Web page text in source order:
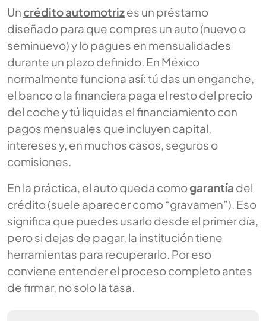
Un crédito automotrizes un préstamo
diseñado para que compres un auto (nuevo o
seminuevo) y lo pagues en mensualidades
durante un plazo definido. En México
normalmente funciona así: tú das un enganche,
el banco o la financiera paga el resto del precio
del coche y tú liquidas el financiamiento con
pagos mensuales que incluyen capital,
intereses y, en muchos casos, seguros o
comisiones.
En la práctica, el auto queda comogarantía del
crédito (suele aparecer como “gravamen”). Eso
significa que puedes usarlo desde el primer día,
pero si dejas de pagar, la institución tiene
herramientas para recuperarlo. Por eso
conviene entender el proceso completo antes
de firmar, no solo la tasa.